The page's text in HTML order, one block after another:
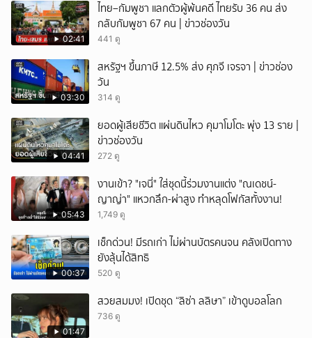
02:41
ไทย–กัมพูชา แลกตัวผู้พ้นคดี ไทยรับ 36 คน ส่ง
กลับกัมพูชา 67 คน | ข่าวช่องวัน
441 ดู
03:30
สหรัฐฯ ขึ้นภาษี 12.5% ส่ง ศุภจี เจรจา | ข่าวช่อง
วัน
314 ดู
04:41
ยอดผู้เสียชีวิต แผ่นดินไหว คุมาโมโตะ พุ่ง 13 ราย |
ข่าวช่องวัน
272 ดู
05:43
งานเข้า? "เจนี่" ใส่ชุดนี้ร่วมงานแต่ง "ณเดชน์-
ญาญ่า" แหวกลึก-ผ่าสูง ทำหลุดโฟกัสทั้งงาน!
1,749 ดู
00:37
เช็กด่วน! มีรถเก่า ไม่ผ่านบัตรคนจน คลังเปิดทาง
ยังลุ้นได้สิทธิ
520 ดู
01:47
สวยสมมง! เปิดชุด “ลิซ่า ลลิษา” เข้าดูบอลโลก
736 ดู